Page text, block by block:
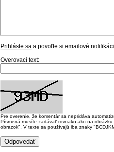
Prihláste sa a povoľte si emailové
Overovací text:
Pre overenie, že komentár sa nepridáva
Písmená musíte zadávať rovnako ako na
obrázok". V texte sa používajú iba znaky